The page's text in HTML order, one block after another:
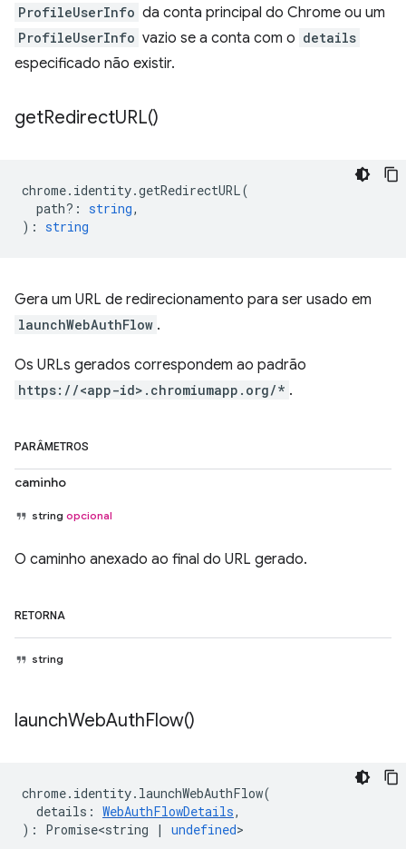
ProfileUserInfo da conta principal do Chrome ou um
ProfileUserInfo vazio se a conta com o details
especificado não existir.
getRedirectURL()
chrome. identity.getRedirectURL(
path? : string,
) : string
Gera um URL de redirecionamento para ser usado em
launchWebAuthFlow .
Os URLs gerados correspondem ao padrão
https://<app-id>.chromiumapp.org/* .
PARÂMETROS
caminho
string opcional
O caminho anexado ao final do URL gerado.
RETORNA
string
launchWebAuthFlow()
chrome. identity. launchWebAuthFlow(
details : WebAuthFlowDetails,
) : Promise<string | undefined>